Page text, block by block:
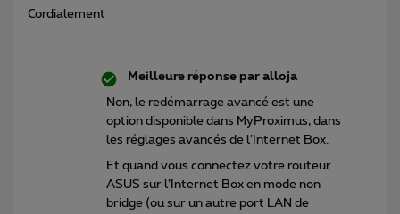
Cordialement
Meilleure réponse par alloja
Non, le redémarrage avancé est une
option disponible dans MyProximus, dans
les réglages avancés de l’Internet Box.
Et quand vous connectez votre routeur
ASUS sur l’Internet Box en mode non
bridge (ou sur un autre port LAN de